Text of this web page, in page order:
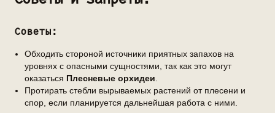
Советы:
Обходить стороной источники приятных запахов на
уровнях с опасными сущностями, так как это могут
оказаться Плесневые орхидеи
Протирать стебли вырываемых растений от плесени и
спор, если планируется дальнейшая работа с ними.